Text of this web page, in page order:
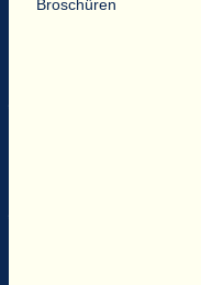
Broschüren